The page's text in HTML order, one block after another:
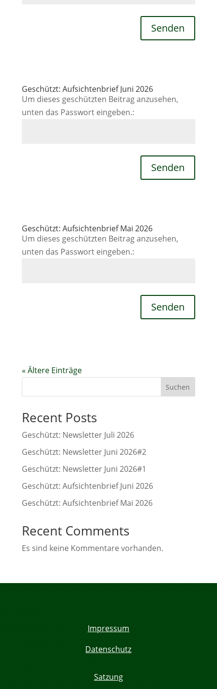
Senden
Geschützt: Aufsichtenbrief Juni 2026
Um dieses geschützten Beitrag anzusehen,
unten das Passwort eingeben.:
Senden
Geschützt: Aufsichtenbrief Mai 2026
Um dieses geschützten Beitrag anzusehen,
unten das Passwort eingeben.:
Senden
« Ältere Einträge
Suchen
Recent Posts
Geschützt: Newsletter Juli 2026
Geschützt: Newsletter Juni 2026#2
Geschützt: Newsletter Juni 2026#1
Geschützt: Aufsichtenbrief Juni 2026
Geschützt: Aufsichtenbrief Mai 2026
Recent Comments
Es sind keine Kommentare vorhanden.
Impressum
Datenschutz
Satzung